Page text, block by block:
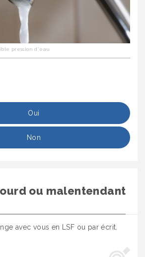
pression d'eau
Oui
Non
ou malentendant
avec vous en LSF ou par écrit.